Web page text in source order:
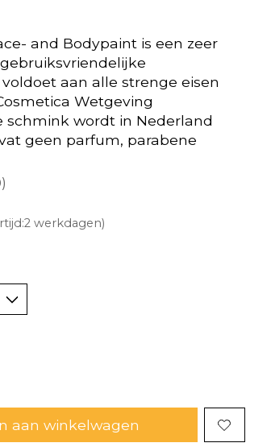
and Bodypaint is een zeer
aan alle strenge eisen
Wetgeving
schmink wordt in Nederland
geen parfum, parabene
dit product is
werkdagen)
aan winkelwagen